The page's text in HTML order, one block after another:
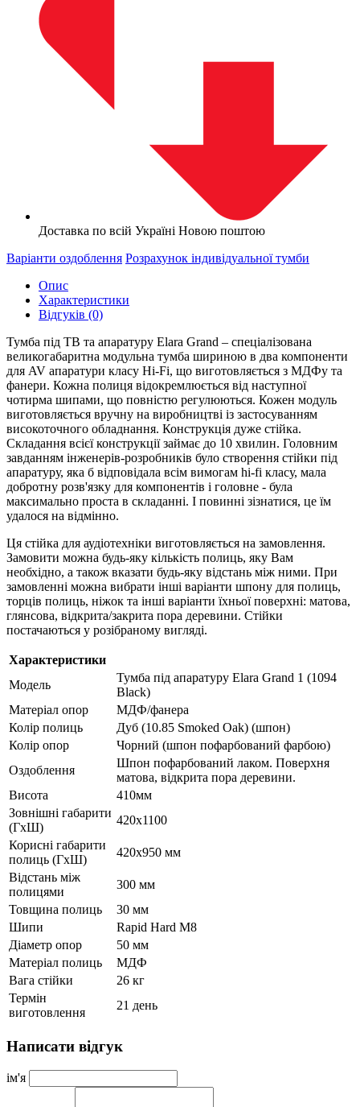
Доставка по всій Україні Новою поштою
Варіанти оздоблення Розрахунок індивідуальної тумби
Опис
Характеристики
Відгуків (0)
Тумба під ТВ та апаратуру Elara Grand – спеціалізована
великогабаритна модульна тумба шириною в два компоненти
для AV апаратури класу Hi-Fi, що виготовляється з МДФу та
фанери. Кожна полиця відокремлюється від наступної
чотирма шипами, що повністю регулюються. Кожен модуль
виготовляється вручну на виробництві із застосуванням
високоточного обладнання. Конструкція дуже стійка.
Складання всієї конструкції займає до 10 хвилин. Головним
завданням інженерів-розробників було створення стійки під
апаратуру, яка б відповідала всім вимогам hi-fi класу, мала
добротну розв'язку для компонентів і головне - була
максимально проста в складанні. І повинні зізнатися, це їм
удалося на відмінно.
Ця стійка для аудіотехніки виготовляється на замовлення.
Замовити можна будь-яку кількість полиць, яку Вам
необхідно, а також вказати будь-яку відстань між ними. При
замовленні можна вибрати інші варіанти шпону для полиць,
торців полиць, ніжок та інші варіанти їхньої поверхні: матова,
глянсова, відкрита/закрита пора деревини. Стійки
постачаються у розібраному вигляді.
Характеристики
Модель
Тумба під апаратуру Elara Grand 1 (1094
Black)
Матеріал опор
МДФ/фанера
Колір полиць
Дуб (10.85 Smoked Oak) (шпон)
Колір опор
Чорний (шпон пофарбований фарбою)
Оздоблення
Шпон пофарбований лаком. Поверхня
матова, відкрита пора деревини.
Висота
410мм
Зовнішні габарити
(ГхШ)
420x1100
Корисні габарити
полиць (ГхШ)
420x950 мм
Відстань між
полицями
300 мм
Товщина полиць
30 мм
Шипи
Rapid Hard M8
Діаметр опор
50 мм
Матеріал полиць
МДФ
Вага стійки
26 кг
Термін
виготовлення
21 день
Написати відгук
ім'я